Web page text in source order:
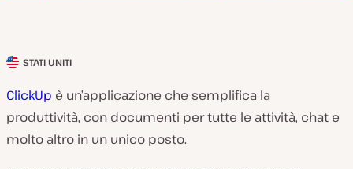
P
a
e
s
STATI UNITI
ClickUp è un’applicazione che semplifica la
produttività, con documenti per tutte le attività, chat e
molto altro in un unico posto.